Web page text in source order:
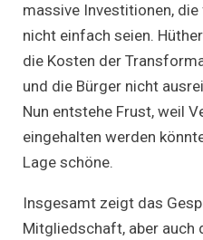
massive Investitionen,
nicht einfach seien.
die Kosten der
und die Bürger nicht
Nun entstehe Frust, weil
eingehalten werden
Lage schöne.
Insgesamt zeigt das
Mitgliedschaft, aber auch